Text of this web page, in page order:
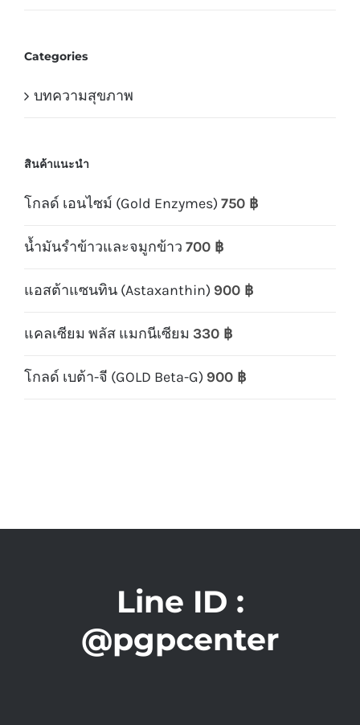
Categories
บทความสุขภาพ
สินค้าแนะนำ
โกลด์ เอนไซม์ (Gold Enzymes) 750 ฿
น้ำมันรำข้าวและจมูกข้าว 700 ฿
แอสต้าแซนทิน (Astaxanthin) 900 ฿
แคลเซียม พลัส แมกนีเซียม 330 ฿
โกลด์ เบต้า-จี (GOLD Beta-G) 900 ฿
Line ID :
@pgpcenter